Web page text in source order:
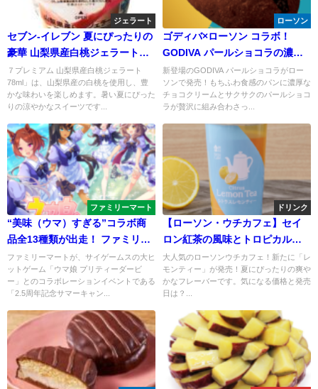
ジェラート
セブン-イレブン 夏にぴったりの
豪華 山梨県産白桃ジェラートが
登場！値段やカロリーもチェッ
ク！
７プレミアム 山梨県産白桃ジェラート
78ml」は、山梨県産の白桃を使用し、豊
かな味わいを楽しめます。暑い夏にぴった
りの涼やかなスイーツです...
ローソン
ゴディバ×ローソン コラボ！
GODIVA パールショコラの濃厚
な大人スイーツ＆ベーカリーが
登場！
新登場のGODIVA パールショコラがロー
ソンで発売！もちふわ食感のパンに濃厚な
チョコクリームとサクサクのパールショコ
ラが贅沢に組み合わさっ...
ファミリーマート
“美味（ウマ）すぎる”コラボ商
品全13種類が出走！ ファミリー
マート×ウマ娘 プリティーダービ
ー ～「2.5周年記念サマーキャン
ペーン」8月22日（火）から開催
ファミリーマートが、サイゲームスの大ヒ
ットゲーム「ウマ娘 プリティーダービ
ー」とのコラボレーションイベントである
「2.5周年記念サマーキャン...
ドリンク
【ローソン・ウチカフェ】セイ
ロン紅茶の風味とトロピカルな
フルーツの酸味が奏でる、心地
良いバランスのハーモニー
大人気のローソンウチカフェ！新たに「レ
モンティー」が発売！夏にぴったりの爽や
かなフレーバーです。気になる価格と発売
日は？...